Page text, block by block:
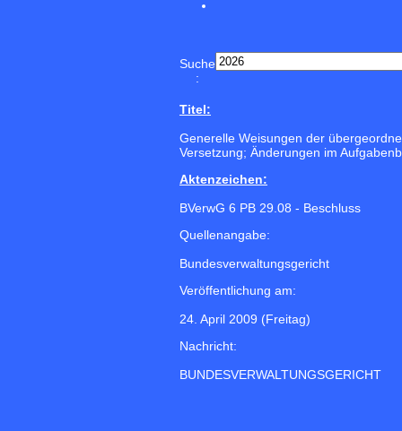
Suche
:
Titel:
Generelle Weisungen der
Versetzung; Änderungen im
Aktenzeichen:
BVerwG 6 PB 29.08 - Beschluss
Quellenangabe:
Bundesverwaltungsgericht
Veröffentlichung am:
24. April 2009 (Freitag)
Nachricht:
BUNDESVERWALTUNGSGERICHT